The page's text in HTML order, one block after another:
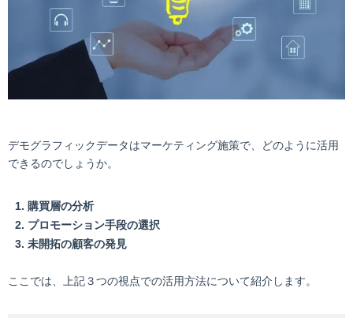
デモグラフィックデータはマーケティング施策で、どのように活用
できるのでしょうか。
購買層の分析
プロモーション手段の選択
未開拓の顧客の発見
ここでは、上記３つの視点での活用方法について紹介します。